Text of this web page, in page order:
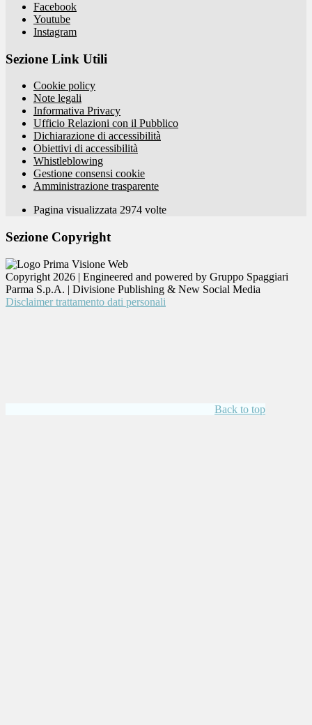
Facebook
Youtube
Instagram
Sezione Link Utili
Cookie policy
Note legali
Informativa Privacy
Ufficio Relazioni con il Pubblico
Dichiarazione di accessibilità
Obiettivi di accessibilità
Whistleblowing
Gestione consensi cookie
Amministrazione trasparente
Pagina visualizzata 2974 volte
Sezione Copyright
Copyright 2026 | Engineered and powered by Gruppo Spaggiari
Parma S.p.A. | Divisione Publishing & New Social Media
Disclaimer trattamento dati personali
Back to top